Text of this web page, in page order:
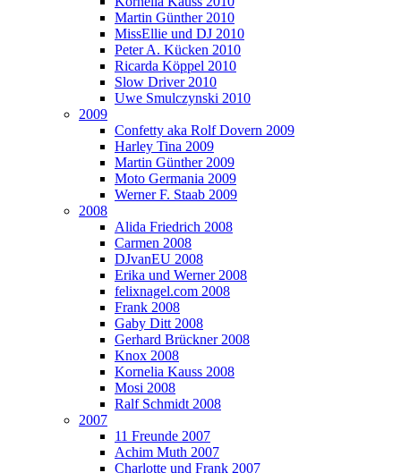
Martin Günther 2010
MissEllie und DJ 2010
Peter A. Kücken 2010
Ricarda Köppel 2010
Slow Driver 2010
Uwe Smulczynski 2010
2009
Confetty aka Rolf Dovern 2009
Harley Tina 2009
Martin Günther 2009
Moto Germania 2009
Werner F. Staab 2009
2008
Alida Friedrich 2008
Carmen 2008
DJvanEU 2008
Erika und Werner 2008
felixnagel.com 2008
Frank 2008
Gaby Ditt 2008
Gerhard Brückner 2008
Knox 2008
Kornelia Kauss 2008
Mosi 2008
Ralf Schmidt 2008
2007
11 Freunde 2007
Achim Muth 2007
Charlotte und Frank 2007